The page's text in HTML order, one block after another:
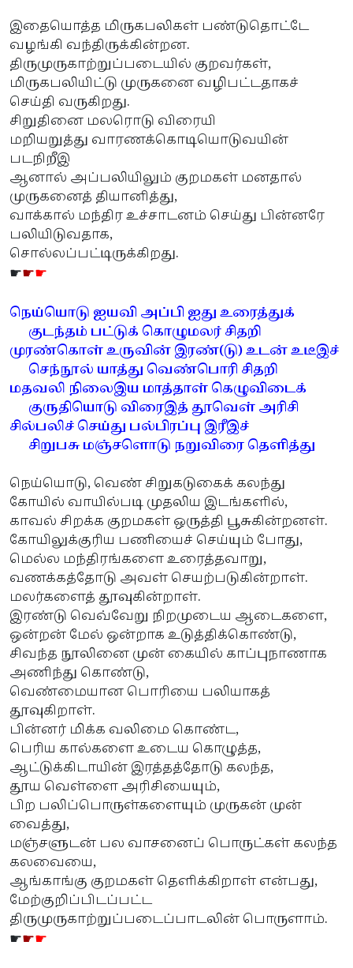
இதையொத்த மிருகபலிகள் பண்டுதொட்டே
வழங்கி வந்திருக்கின்றன.
திருமுருகாற்றுப்படையில் குறவர்கள்,
மிருகபலியிட்டு முருகனை வழிபட்டதாகச்
செய்தி வருகிறது.
சிறுதினை மலரொடு விரையி
மறியறுத்து வாரணக்கொடியொடுவயின்
படநிறீஇ
ஆனால் அப்பலியிலும் குறமகள் மனதால்
முருகனைத் தியானித்து,
வாக்கால் மந்திர உச்சாடனம் செய்து பின்னரே
பலியிடுவதாக,
சொல்லப்பட்டிருக்கிறது.
☛☛☛
நெய்யொடு ஐயவி அப்பி ஐது உரைத்துக்
குடந்தம் பட்டுக் கொழுமலர் சிதறி
முரண்கொள் உருவின் இரண்(டு) உடன் உடீஇச்
செந்நூல் யாத்து வெண்பொரி சிதறி
மதவலி நிலைஇய மாத்தாள் கெழுவிடைக்
குருதியொடு விரைஇத் தூவெள் அரிசி
சில்பலிச் செய்து பல்பிரப்பு இரீஇச்
சிறுபசு மஞ்சளொடு நறுவிரை தெளித்து
நெய்யொடு, வெண் சிறுகடுகைக் கலந்து
கோயில் வாயில்படி முதலிய இடங்களில்,
காவல் சிறக்க குறமகள் ஒருத்தி பூசுகின்றனள்.
கோயிலுக்குரிய பணியைச் செய்யும் போது,
மெல்ல மந்திரங்களை உரைத்தவாறு,
வணக்கத்தோடு அவள் செயற்படுகின்றாள்.
மலர்களைத் தூவுகின்றாள்.
இரண்டு வெவ்வேறு நிறமுடைய ஆடைகளை,
ஒன்றன் மேல் ஒன்றாக உடுத்திக்கொண்டு,
சிவந்த நூலினை முன் கையில் காப்புநாணாக
அணிந்து கொண்டு,
வெண்மையான பொரியை பலியாகத்
தூவுகிறாள்.
பின்னர் மிக்க வலிமை கொண்ட,
பெரிய கால்களை உடைய கொழுத்த,
ஆட்டுக்கிடாயின் இரத்தத்தோடு கலந்த,
தூய வெள்ளை அரிசியையும்,
பிற பலிப்பொருள்களையும் முருகன் முன்
வைத்து,
மஞ்சளுடன் பல வாசனைப் பொருட்கள் கலந்த
கலவையை,
ஆங்காங்கு குறமகள் தெளிக்கிறாள் என்பது,
மேற்குறிப்பிடப்பட்ட
திருமுருகாற்றுப்படைப்பாடலின் பொருளாம்.
☛☛☛